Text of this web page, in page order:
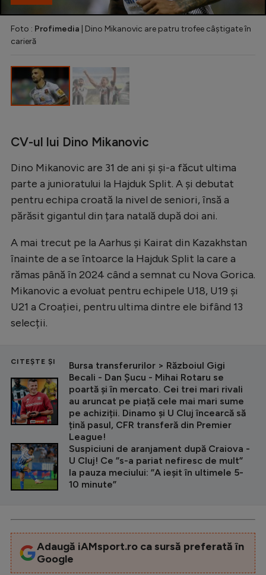
Foto : Profimedia | Dino Mikanovic are patru trofee câștigate în
carieră
CV-ul lui Dino Mikanovic
Dino Mikanovic are 31 de ani și și-a făcut ultima
parte a junioratului la Hajduk Split. A și debutat
pentru echipa croată la nivel de seniori, însă a
părăsit gigantul din țara natală după doi ani.
A mai trecut pe la Aarhus și Kairat din Kazakhstan
înainte de a se întoarce la Hajduk Split la care a
rămas până în 2024 când a semnat cu Nova Gorica.
Mikanovic a evoluat pentru echipele U18, U19 și
U21 a Croației, pentru ultima dintre ele bifând 13
selecții.
CITEȘTE ȘI
Bursa transferurilor > Războiul Gigi
Becali - Dan Șucu - Mihai Rotaru se
poartă și în mercato. Cei trei mari rivali
au aruncat pe piață cele mai mari sume
pe achiziții. Dinamo și U Cluj încearcă să
țină pasul, CFR transferă din Premier
League!
Suspiciuni de aranjament după Craiova -
U Cluj! Ce ”s-a pariat nefiresc de mult”
la pauza meciului: ”A ieșit în ultimele 5-
10 minute”
Adaugă iAMsport.ro ca sursă preferată în
Google